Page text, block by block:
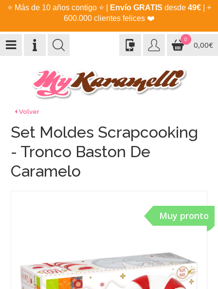
⭐ Más de 10 años contigo ⭐ Envío GRATIS desde 49€| +
600.000 clientes felices ❤️
0
0,00€
Volver
Muy pronto
Set Moldes Scrapcooking
- Tronco Baston De
Caramelo